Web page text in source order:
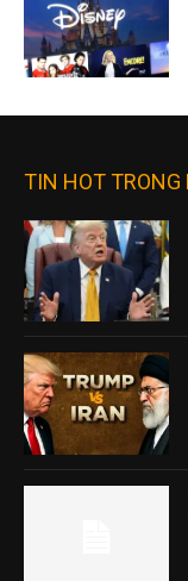
TIN HOT TRONG